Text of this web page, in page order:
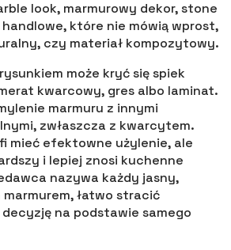
look, marmurowy dekor, stone
które nie mówią wprost,
czy materiał kompozytowy.
może kryć się spiek
kwarcowy, gres albo laminat.
marmuru z innymi
zwłaszcza z kwarcytem.
mieć efektowne użylenie, ale
i lepiej znosi kuchenne
nazywa każdy jasny,
łatwo stracić
na podstawie samego